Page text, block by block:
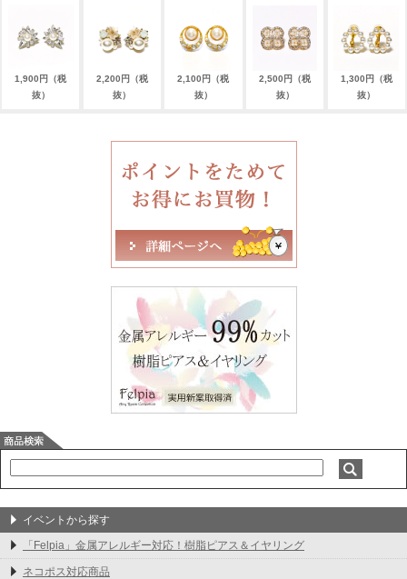
1,900円（税
抜）
2,200円（税
抜）
2,100円（税
抜）
2,500円（税
抜）
1,300円（税
抜）
イベントから探す
「Felpia」金属アレルギー対応！樹脂ピアス＆イヤリング
ネコポス対応商品